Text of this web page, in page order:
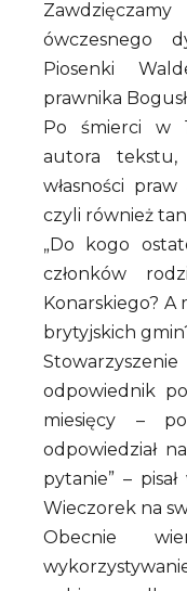
ówczesnego
Piosenki
prawnika
Po śmierci w
autora tekstu,
własności
czyli również
„Do kogo
członków
Konarskiego? A
brytyjskich
odpowiednik
miesięcy –
odpowiedział
pytanie” –
Wieczorek na
Obecnie